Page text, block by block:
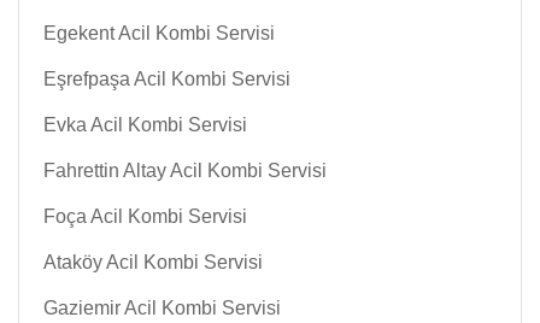
Egekent Acil Kombi Servisi
Eşrefpaşa Acil Kombi Servisi
Evka Acil Kombi Servisi
Fahrettin Altay Acil Kombi Servisi
Foça Acil Kombi Servisi
Ataköy Acil Kombi Servisi
Gaziemir Acil Kombi Servisi